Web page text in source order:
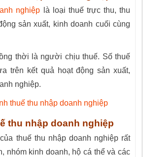
nghiệp là loại thuế trực thu, thu
sản xuất, kinh doanh cuối cùng
thời là người chịu thuế. Số thuế
trên kết quả hoạt động sản xuất,
nghiệp.
thuế thu nhập doanh nghiệp
thu nhập doanh nghiệp
thuế thu nhập doanh nghiệp rất
nhóm kinh doanh, hộ cá thể và các